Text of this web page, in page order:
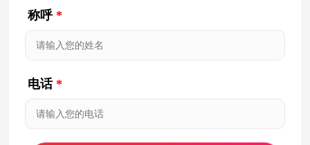
称呼 *
电话 *